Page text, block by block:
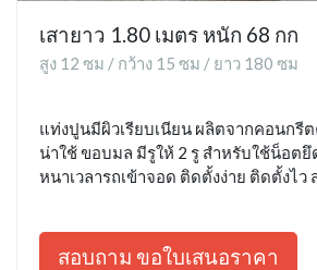
เสายาว 1.80 เมตร หนัก 68 กก
สูง 12 ซม / กว้าง 15 ซม / ยาว 180 ซม
แท่งปูนมีผิวเรียบเนียน ผลิตจากคอนกรี
น่าใช้ ขอบมล มีรูให้ 2 รู สำหรับใช้น็อต
หนาเวลารถเข้าจอด ติดตั้งง่าย ติดตั้งไว
สอบถาม ขอใบเสนอราคา